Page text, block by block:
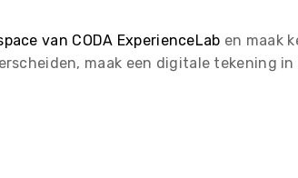
van CODA ExperienceLab en maak
maak een digitale tekening